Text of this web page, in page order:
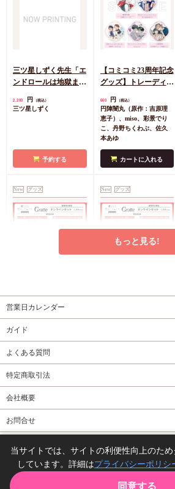
カートに入れる
三ツ星しずく先生「エ
ンドロールは地獄まで
ズ 小犬丸嵐サイン入
2,200 円 （税込）
三ツ星しずく
予約する
【コミコミ23周年記念
グッズ】トレーディン
＜B＞（全5種）
660 円 （税込）
円陣闇丸（原作：吉原理
恵子）、miso、彩景でり
こ、丹野ちくわぶ、佐久
本あゆ
カートに入れる
New グッズ
恋をしてみても」完結
記念Gratte オンライン
セット（有償特典アク
6種ランダム））
1,200 円（税込）
窪田マル
New グッズ
窪田マル
アクリルアートボード
(A5サイズ)「イケない
【コミコミ23周年記念
グッズ】トレーディン
グでかチェキ風カード
（税込）
もっと見る!
営業日カレンダー
ガイド
よくある質問
特定商取引法
会社概要
お問合せ
当サイトでは、サイトの利便性向上のため
しています。詳細はプライバシーポリシ
同意する